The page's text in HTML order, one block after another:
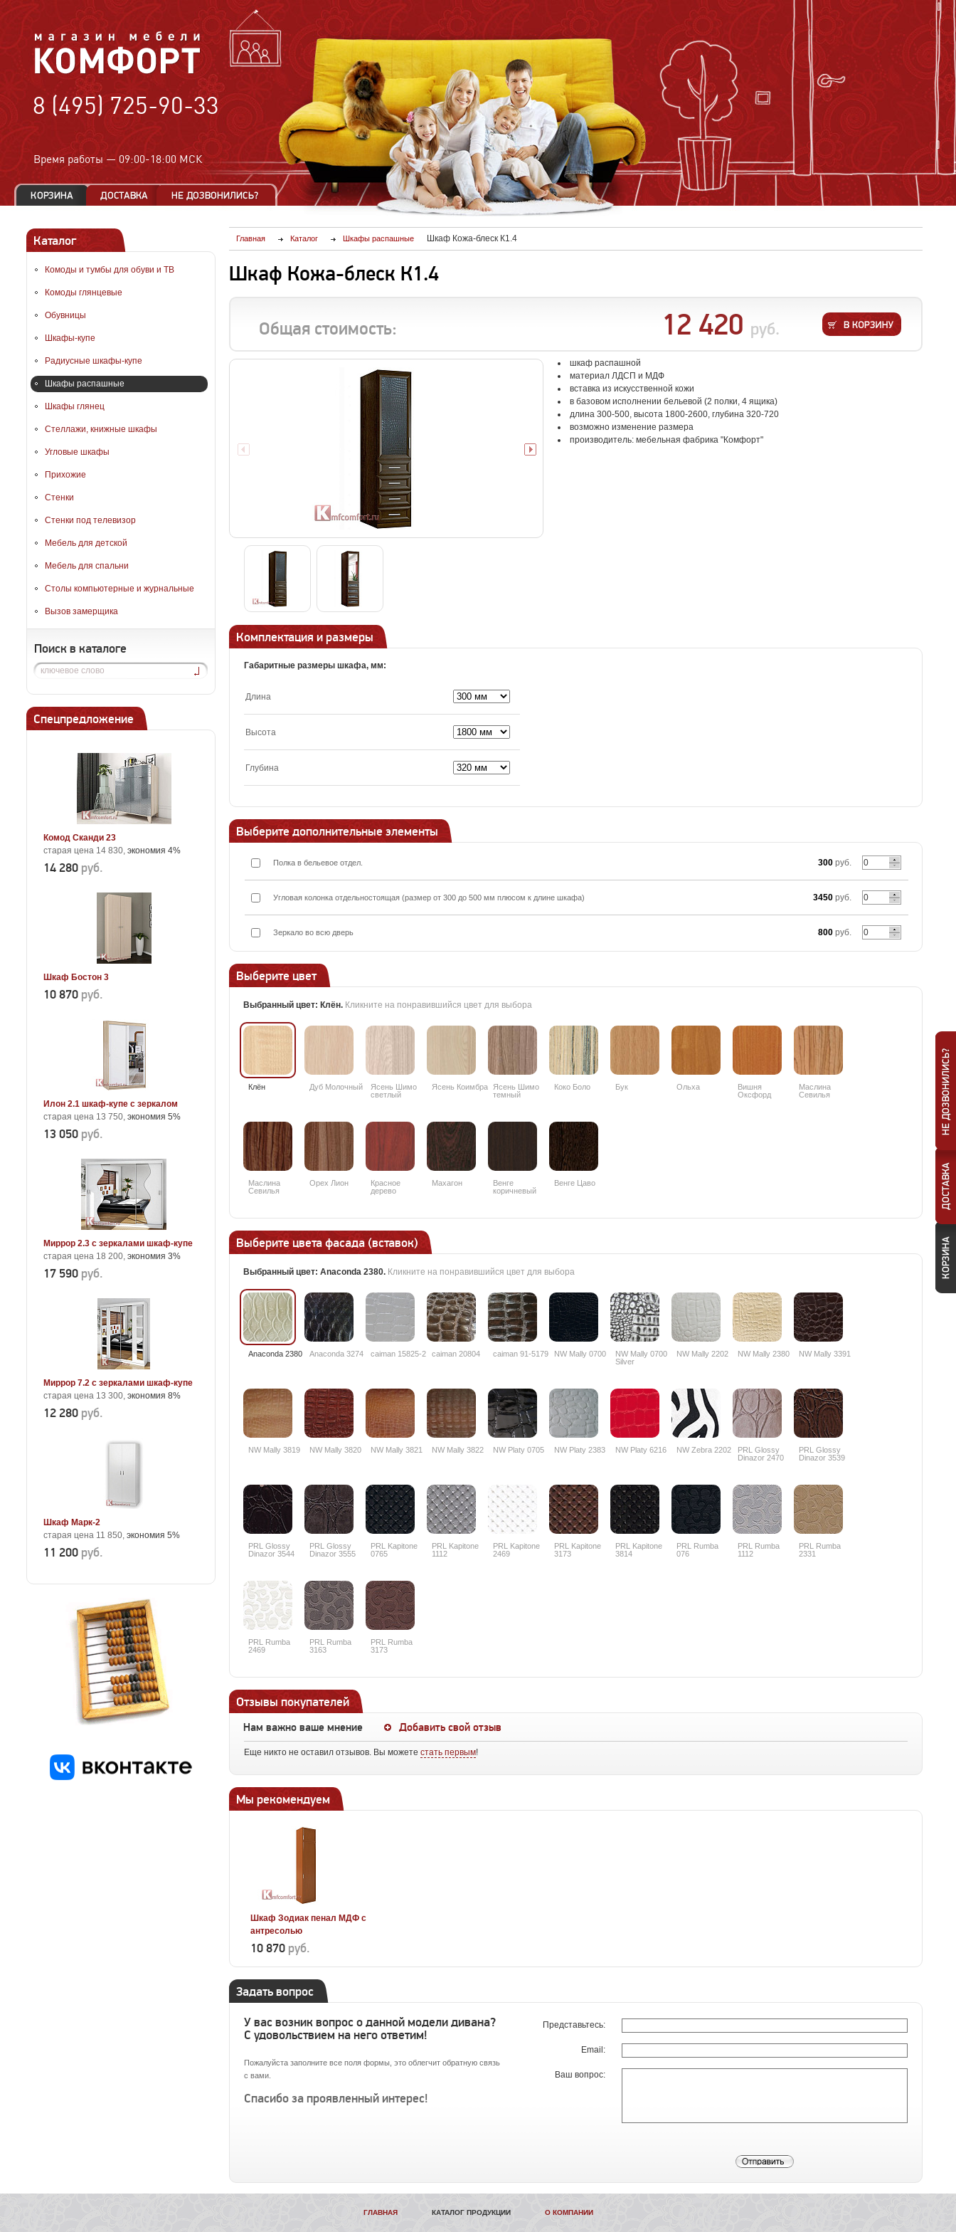
8 (495) 725-90-33
Время работы — 09:00-18:00 МСК
Каталог
Комоды и тумбы для обуви и ТВ
Комоды глянцевые
Обувницы
Шкафы-купе
Радиусные шкафы-купе
Шкафы распашные
Шкафы глянец
Стеллажи, книжные шкафы
Угловые шкафы
Прихожие
Стенки
Стенки под телевизор
Мебель для детской
Мебель для спальни
Столы компьютерные и журнальные
Вызов замерщика
Поиск в каталоге
Спецпредложение
Комод Сканди 23
старая цена 14 830, экономия 4%
14 280 руб.
Шкаф Бостон 3
10 870 руб.
Илон 2.1 шкаф-купе с зеркалом
старая цена 13 750, экономия 5%
13 050 руб.
Миррор 2.3 с зеркалами шкаф-купе
старая цена 18 200, экономия 3%
17 590 руб.
Миррор 7.2 с зеркалами шкаф-купе
старая цена 13 300, экономия 8%
12 280 руб.
Шкаф Марк-2
старая цена 11 850, экономия 5%
11 200 руб.
Главная Каталог Шкафы распашные Шкаф Кожа-блеск К1.4
Шкаф Кожа-блеск К1.4
Общая стоимость: 12 420 руб.
шкаф распашной
материал ЛДСП и МДФ
вставка из искусственной кожи
в базовом исполнении бельевой (2 полки, 4 ящика)
длина 300-500, высота 1800-2600, глубина 320-720
возможно изменение размера
производитель: мебельная фабрика "Комфорт"
Комплектация и размеры
Габаритные размеры шкафа, мм:
Длина
Высота
Глубина
Выберите дополнительные элементы
Полка в бельевое отдел. 300 руб.
Угловая колонка отдельностоящая (размер от 300 до 500 мм плюсом к длине шкафа) 3450 руб.
Зеркало во всю дверь 800 руб.
Выберите цвет
Выбранный цвет: Клён. Кликните на понравившийся цвет для выбора
Клён Дуб Молочный
Ясень Шимо
светлый
Ясень Коимбра
Ясень Шимо
темный
Коко Боло Бук Ольха
Вишня
Оксфорд
Маслина
Севилья
Маслина
Севилья
Орех Лион
Красное
дерево
Махагон
Венге
коричневый
Венге Цаво
Выберите цвета фасада (вставок)
Выбранный цвет: Anaconda 2380. Кликните на понравившийся цвет для выбора
Anaconda 2380 Anaconda 3274 caiman 15825-2 caiman 20804 caiman 91-5179 NW Mally 0700
NW Mally 0700
Silver
NW Mally 2202 NW Mally 2380 NW Mally 3391
NW Mally 3819 NW Mally 3820 NW Mally 3821 NW Mally 3822 NW Platy 0705 NW Platy 2383 NW Platy 6216 NW Zebra 2202
PRL Glossy
Dinazor 2470
PRL Glossy
Dinazor 3539
PRL Glossy
Dinazor 3544
PRL Glossy
Dinazor 3555
PRL Kapitone
0765
PRL Kapitone
1112
PRL Kapitone
2469
PRL Kapitone
3173
PRL Kapitone
3814
PRL Rumba
076
PRL Rumba
1112
PRL Rumba
2331
PRL Rumba
2469
PRL Rumba
3163
PRL Rumba
3173
Отзывы покупателей
Нам важно ваше мнение Добавить свой отзыв
Еще никто не оставил отзывов. Вы можете стать первым!
Мы рекомендуем
Шкаф Зодиак пенал МДФ с
антресолью
10 870 руб.
Задать вопрос
У вас возник вопрос о данной модели дивана?
С удовольствием на него ответим!
Пожалуйста заполните все поля формы, это облегчит обратную связь
с вами.
Спасибо за проявленный интерес!
Представьтесь:
Email:
Ваш вопрос:
ГЛАВНАЯ КАТАЛОГ ПРОДУКЦИИ О КОМПАНИИ